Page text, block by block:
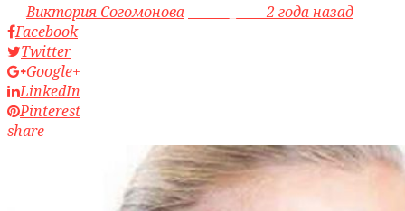
byВиктория Согомонова access_time2 года назад
Facebook
Twitter
Google+
LinkedIn
Pinterest
share